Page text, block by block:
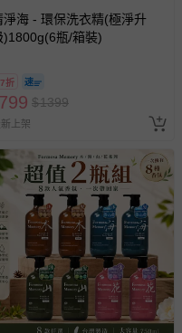
。
退換貨 & 退款問題
灣本島。如您位於離島地
品需加收離島運費。廠商
偏遠地區、樓層親送等加價
人資料內的查詢訂單內，
查是否完好，若商品遇瑕疵
，請見：退貨的辦理流程。
淨海 - 環保洗衣精(極淨升
)1800g(6瓶/箱裝)
折
799 $1399
新上架